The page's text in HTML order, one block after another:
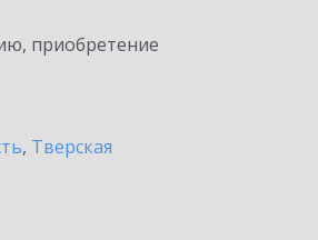
приобретение
, Тверская